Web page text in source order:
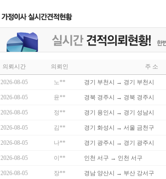
의뢰시간 의뢰인 주 소
2026-08-05 노** 경기 부천시 → 경기 부천시
2026-08-05 윤** 경북 경주시 → 경북 경주시
2026-08-05 정** 경기 용인시 → 경기 성남시
2026-08-05 김** 경기 화성시 → 서울 금천구
2026-08-05 나** 경기 광주시 → 경기 광주시
2026-08-05 이** 인천 서구 → 인천 서구
2026-08-05 장** 경남 양산시 → 부산 강서구